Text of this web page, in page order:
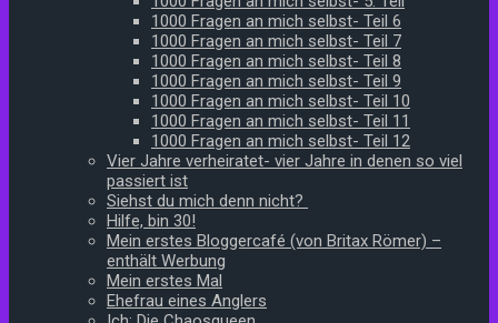
1000 Fragen an mich selbst- Teil 6
1000 Fragen an mich selbst- Teil 7
1000 Fragen an mich selbst- Teil 8
1000 Fragen an mich selbst- Teil 9
1000 Fragen an mich selbst- Teil 10
1000 Fragen an mich selbst- Teil 11
1000 Fragen an mich selbst- Teil 12
Vier Jahre verheiratet- vier Jahre in denen so viel
passiert ist
Siehst du mich denn nicht?
Hilfe, bin 30!
Mein erstes Bloggercafé (von Britax Römer) –
enthält Werbung
Mein erstes Mal
Ehefrau eines Anglers